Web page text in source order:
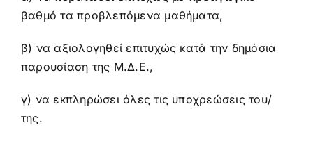
βαθμό τα προβλεπόμενα μαθήματα,
β) να αξιολογηθεί επιτυχώς κατά την δημόσια
παρουσίαση της Μ.Δ.Ε.,
γ) να εκπληρώσει όλες τις υποχρεώσεις του/
της.